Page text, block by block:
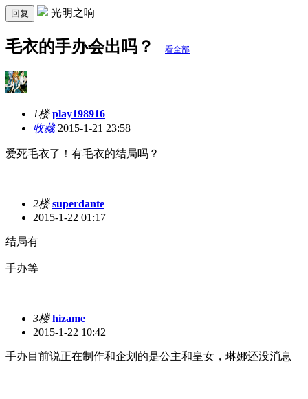
回复 光明之响
毛衣的手办会出吗？ 看全部
1楼 play198916
收藏2015-1-21 23:58
爱死毛衣了！有毛衣的结局吗？
2楼 superdante
2015-1-22 01:17
结局有
手办等
3楼 hizame
2015-1-22 10:42
手办目前说正在制作和企划的是公主和皇女，琳娜还没消息